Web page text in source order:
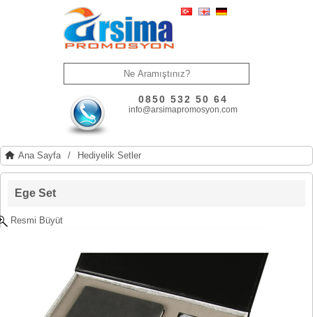
0850 532 50 64
info@arsimapromosyon.com
Ana Sayfa / Hediyelik Setler
Ege Set
Resmi Büyüt